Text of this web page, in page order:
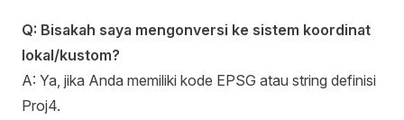
Q: Bisakah saya mengonversi ke sistem koordinat
lokal/kustom?
A: Ya, jika Anda memiliki kode EPSG atau string definisi
Proj4.